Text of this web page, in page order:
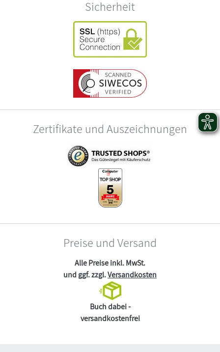
Sicherheit
Zertifikate und Auszeichnungen
Preise und Versand
Alle Preise inkl. MwSt.
und ggf. zzgl.Versandkosten
Buch dabei -
versandkostenfrei